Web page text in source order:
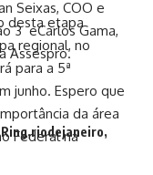
desta etapa
regional, no
para a 5ª
junho. Espero que
da área
Federal na
Seixas, COO e
3 eCarlos Gama,
Assespro.
Ring riodejaneiro